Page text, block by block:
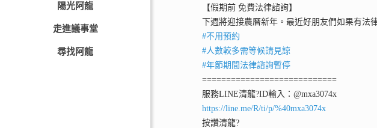
陽光阿龍
走進議事堂
尋找阿龍
【假期前 免費法律諮詢】
下週將迎接農曆新年。最近好朋友們如果有
#不用預約
#人數較多需等候請見諒
#年節期間法律諮詢暫停
============================
服務LINE清龍?ID輸入：@mxa3074x
https://line.me/R/ti/p/%40mxa3074x
按讚清龍?